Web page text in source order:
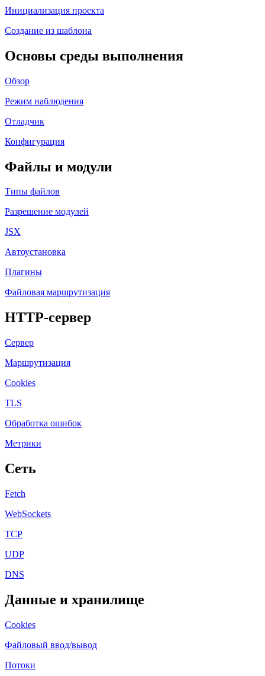
Инициализация проекта
Создание из шаблона
Основы среды выполнения
Обзор
Режим наблюдения
Отладчик
Конфигурация
Файлы и модули
Типы файлов
Разрешение модулей
JSX
Автоустановка
Плагины
Файловая маршрутизация
HTTP-сервер
Сервер
Маршрутизация
Cookies
TLS
Обработка ошибок
Метрики
Сеть
Fetch
WebSockets
TCP
UDP
DNS
Данные и хранилище
Cookies
Файловый ввод/вывод
Потоки